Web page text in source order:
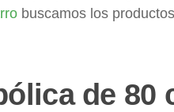
buscamos los
de 80